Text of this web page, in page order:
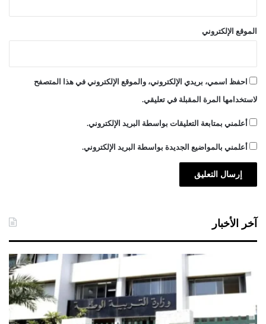
الموقع الإلكتروني
احفظ اسمي، بريدي الإلكتروني، والموقع الإلكتروني في هذا المتصفح
لاستخدامها المرة المقبلة في تعليقي.
أعلمني بمتابعة التعليقات بواسطة البريد الإلكتروني.
أعلمني بالمواضيع الجديدة بواسطة البريد الإلكتروني.
آخر الأخبار